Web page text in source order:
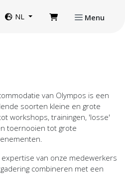
NL Menu
van Olympos is een
soorten kleine en grote
workshops, trainingen, 'losse'
toernooien tot grote
van onze medewerkers
combineren met een